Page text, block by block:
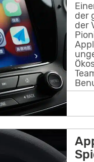
der
der